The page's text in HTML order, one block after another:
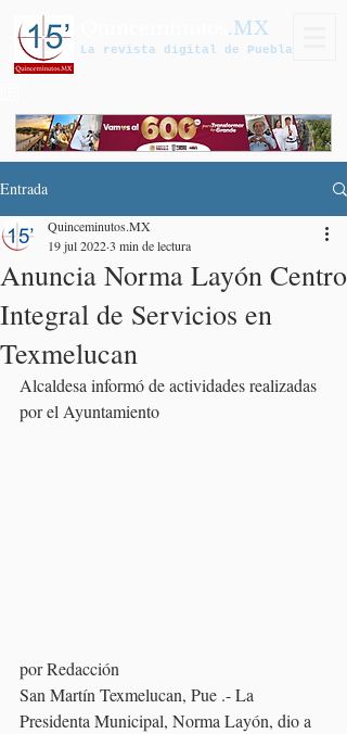
.MX
La revista digital de Puebla
Entrada
Anuncia Norma Layón Centro
Integral de Servicios en
Texmelucan
Quinceminutos.MX
19 jul 20223 min de lectura
Alcaldesa informó de actividades realizadas
por el Ayuntamiento
por Redacción
San Martín Texmelucan, Pue .- La
Presidenta Municipal, Norma Layón, dio a